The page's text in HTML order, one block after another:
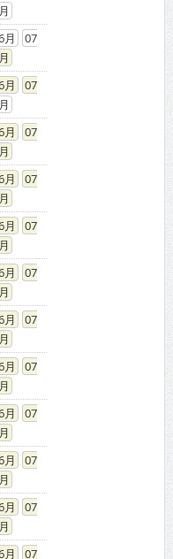
07
07
07
07
07
07
07
07
07
07
07
07